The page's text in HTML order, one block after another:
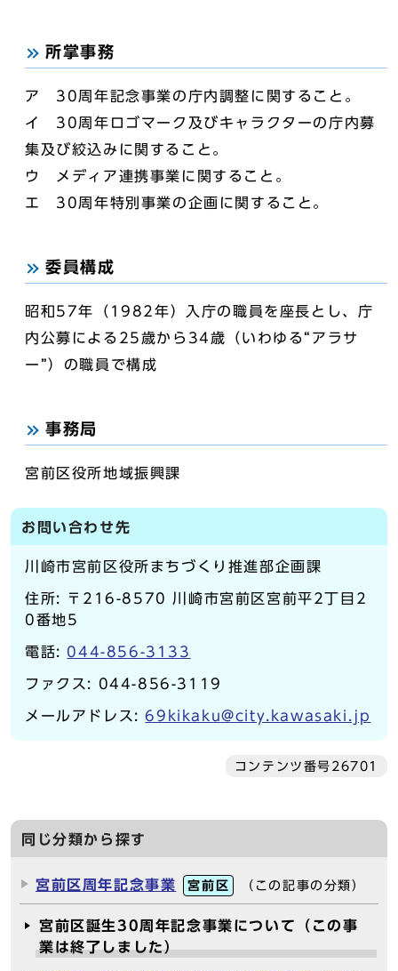
所掌事務
ア 30周年記念事業の庁内調整に関すること。
イ 30周年ロゴマーク及びキャラクターの庁内募
集及び絞込みに関すること。
ウ メディア連携事業に関すること。
エ 30周年特別事業の企画に関すること。
委員構成
昭和57年（1982年）入庁の職員を座長とし、庁
内公募による25歳から34歳（いわゆる“アラサ
ー”）の職員で構成
事務局
宮前区役所地域振興課
お問い合わせ先
川崎市宮前区役所まちづくり推進部企画課
住所: 〒216-8570 川崎市宮前区宮前平2丁目2
0番地5
電話: 044-856-3133
ファクス: 044-856-3119
メールアドレス:69kikaku@city.kawasaki.jp
コンテンツ番号26701
同じ分類から探す
宮前区周年記念事業 宮前区 （この記事の分類）
宮前区誕生30周年記念事業について（この事
業は終了しました）